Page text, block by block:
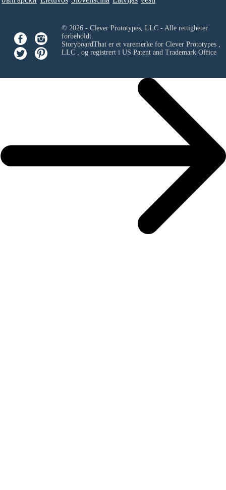
© 2026 - Clever Prototypes, LLC - Alle rettigheter
forbeholdt.
StoryboardThat er et varemerke for Clever Prototypes ,
LLC, og registrert i US Patent and Trademark Office